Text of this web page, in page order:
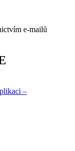
e-mailů
–